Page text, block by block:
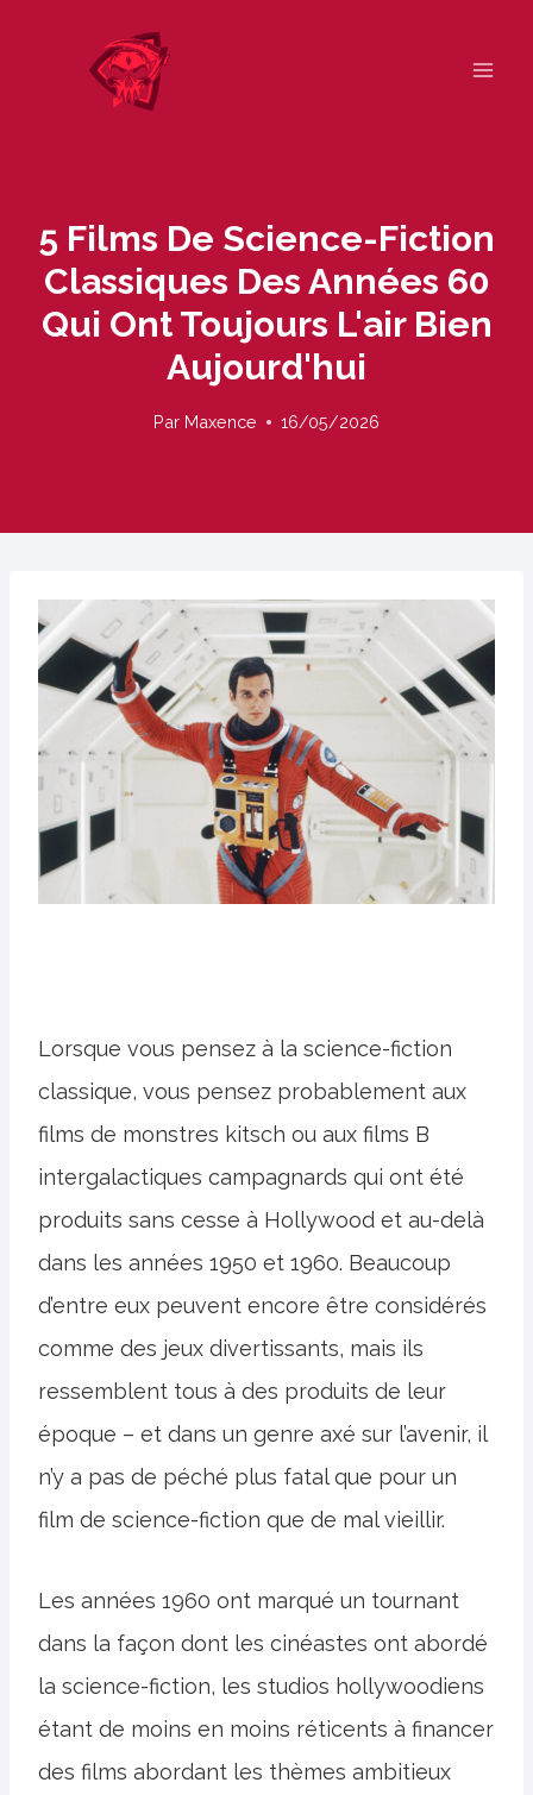
5 Films De Science-Fiction
Classiques Des Années 60
Qui Ont Toujours L'air Bien
Aujourd'hui
Par Maxence 16/05/2026
Lorsque vous pensez à la science-fiction
classique, vous pensez probablement aux
films de monstres kitsch ou aux films B
intergalactiques campagnards qui ont été
produits sans cesse à Hollywood et au-delà
dans les années 1950 et 1960. Beaucoup
d’entre eux peuvent encore être considérés
comme des jeux divertissants, mais ils
ressemblent tous à des produits de leur
époque – et dans un genre axé sur l’avenir, il
n’y a pas de péché plus fatal que pour un
film de science-fiction que de mal vieillir.
Les années 1960 ont marqué un tournant
dans la façon dont les cinéastes ont abordé
la science-fiction, les studios hollywoodiens
étant de moins en moins réticents à financer
des films abordant les thèmes ambitieux